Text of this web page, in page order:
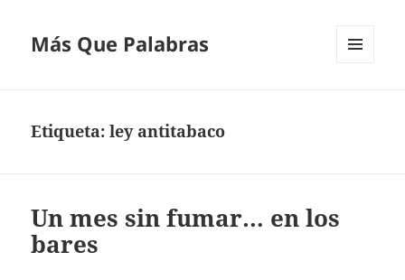
Más Que Palabras
Etiqueta:ley antitabaco
Un mes sin fumar… en los
bares